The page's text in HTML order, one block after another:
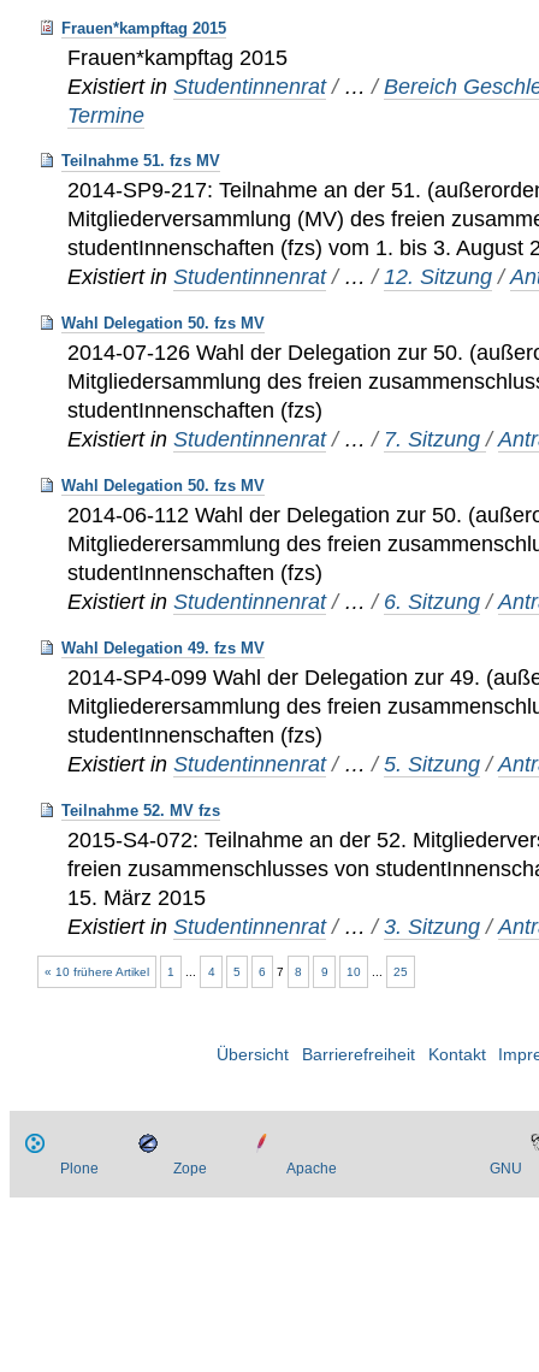
Frauen*kampftag 2015
Frauen*kampftag 2015
Existiert in Studentinnenrat / …/Bereich
Termine
Teilnahme 51. fzs MV
2014-SP9-217: Teilnahme an der 51.
Mitgliederversammlung (MV) des freien
studentInnenschaften (fzs) vom 1. bis 3. August
Existiert in Studentinnenrat / …/12. Sitzung /
Wahl Delegation 50. fzs MV
2014-07-126 Wahl der Delegation zur 50.
Mitgliedersammlung des freien
studentInnenschaften (fzs)
Existiert in Studentinnenrat / …/ 7. Sitzung/
Wahl Delegation 50. fzs MV
2014-06-112 Wahl der Delegation zur 50.
Mitgliederersammlung des freien
studentInnenschaften (fzs)
Existiert in Studentinnenrat / …/ 6. Sitzung /
Wahl Delegation 49. fzs MV
2014-SP4-099 Wahl der Delegation zur 49.
Mitgliederersammlung des freien
studentInnenschaften (fzs)
Existiert in Studentinnenrat / …/5. Sitzung /
Teilnahme 52. MV fzs
2015-S4-072: Teilnahme an der 52.
freien zusammenschlusses von
15. März 2015
Existiert in Studentinnenrat / …/3. Sitzung /
« 10 frühere Artikel 1 4 5 6 7 8 9 10 25
Übersicht Barrierefreiheit Kontakt
Plone Zope Apache GNU